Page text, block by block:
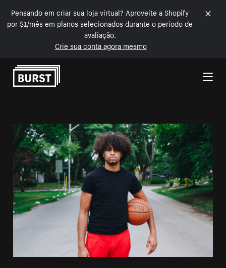
Pensando em criar sua loja virtual? Aproveite a Shopify
por $1/mês em planos selecionados durante o período de
avaliação.
Crie sua conta agora mesmo
Pular para o conteúdo